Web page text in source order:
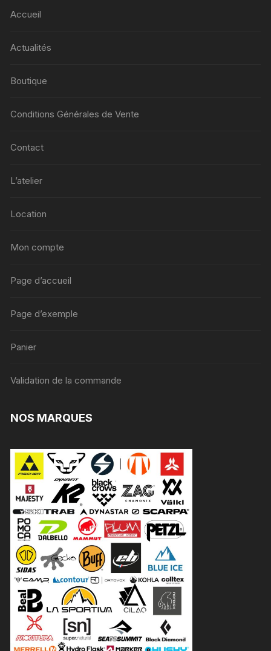
Accueil
Actualités
Boutique
Conditions Générales de Vente
Contact
L’atelier
Location
Mon compte
Page d’accueil
Page d’exemple
Panier
Validation de la commande
NOS MARQUES